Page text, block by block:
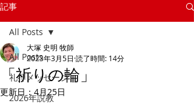
記事
All Posts
礼拝メッセージ
2026年説教
All Posts
「祈りの輪」
大塚 史明 牧師
2023年3月5日 読了時間: 14分
更新日： 4月25日